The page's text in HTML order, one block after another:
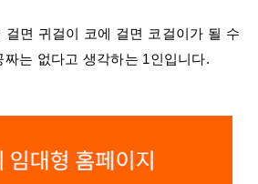
면 귀걸이 코에 걸면 코걸이가 될 수
는 없다고 생각하는 1인입니다​.